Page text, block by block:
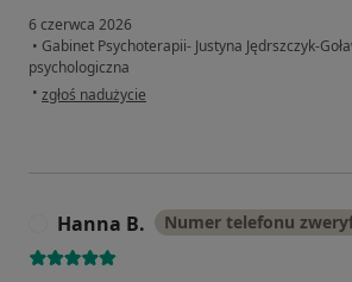
6 czerwca 2026
• Gabinet Psychoterapii- Justyna Jędrszczyk-
psychologiczna
• w opinii użytkownika Pacjent
zgłoś nadużycie
Hanna B. Numer telefonu